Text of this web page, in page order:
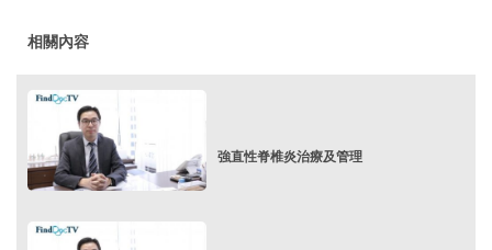
相關內容
強直性脊椎炎治療及管理